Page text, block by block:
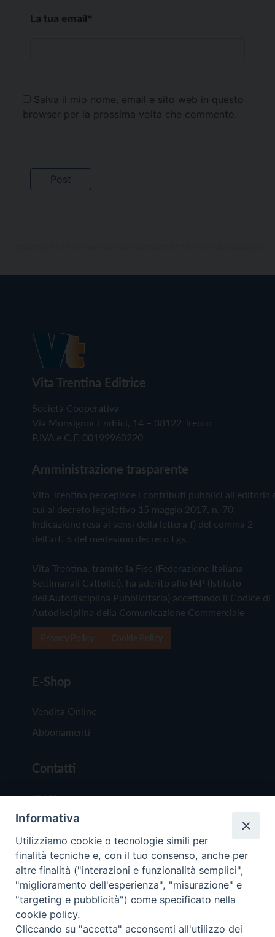
La tua email*
Salva il mio nome, email e sito web in questo
browser per la prossima volta che commento.
Vita Trentina Editrice
Società Cooperativa
Via Monsignor Endrici, 14 – 38122 Trento
P.IVA e C.F. 00199960220
Amministrazione trasparente
Vita Trentina percepisce i contributi pubblici all'editoria
cui al decreto legislativo 15 maggio 2017, n. 70.
Indicazione resa ai sensi della lettera f) del comma 2
dell'art. 5 del medesimo decreto Lgs.
Vita Trentina, tramite la Fisc (Federazione Italiana
Settimanali Cattolici), ha aderito allo IAP (Istituto
dell'Autodisciplina Pubblicitaria) accettando il Codice di
Autodisciplina della Comunicazione Commerciale
E-Shop
Vendita Online
Abbonamenti
Contatti
Chi Siamo
Redazione
Scrivici
Copyright © 2019 - Tutti i diritti riservati - Vita
Informativa
Utilizziamo cookie o tecnologie simili per
finalità tecniche e, con il tuo consenso, anche per
altre finalità ("interazioni e funzionalità semplici",
"miglioramento dell'esperienza", "misurazione" e
"targeting e pubblicità") come specificato nella
cookie policy.
Cliccando su "accetta" acconsenti all'utilizzo dei